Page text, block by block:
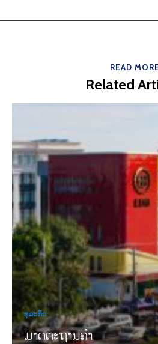
READ MORE
Related
ທຸລະກິດ
ມາດຕະຖານຄໍາ